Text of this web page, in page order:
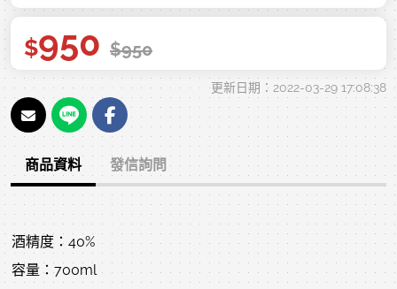
$950 $950
更新日期：2022-03-29 17:08:38
商品資料 發信詢問
酒精度：40%
容量：700ml